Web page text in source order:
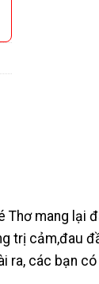
Thơ mang lại
trị cảm,đau
ra, các bạn